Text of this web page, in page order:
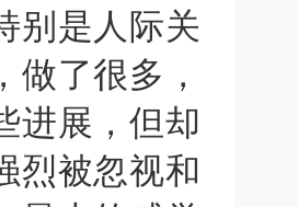
别是人际关
了很多，
进展，但却
烈被忽视和